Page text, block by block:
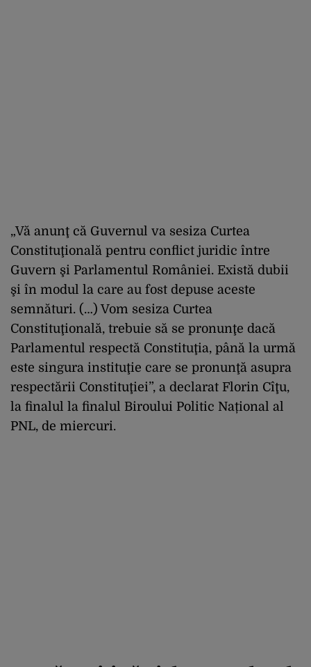
„Vă anunţ că Guvernul va sesiza Curtea
Constituţională pentru conflict juridic între
Guvern şi Parlamentul României. Există dubii
şi în modul la care au fost depuse aceste
semnături. (…) Vom sesiza Curtea
Constituţională, trebuie să se pronunţe dacă
Parlamentul respectă Constituţia, până la urmă
este singura instituţie care se pronunţă asupra
respectării Constituţiei”, a declarat Florin Cîţu,
la finalul la finalul Biroului Politic Național al
PNL, de miercuri.